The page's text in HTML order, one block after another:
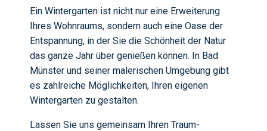
Ein Wintergarten ist nicht nur eine Erweiterung
Ihres Wohnraums, sondern auch eine Oase der
Entspannung, in der Sie die Schönheit der Natur
das ganze Jahr über genießen können. In Bad
Münster und seiner malerischen Umgebung gibt
es zahlreiche Möglichkeiten, Ihren eigenen
Wintergarten zu gestalten.
Lassen Sie uns gemeinsam Ihren Traum-